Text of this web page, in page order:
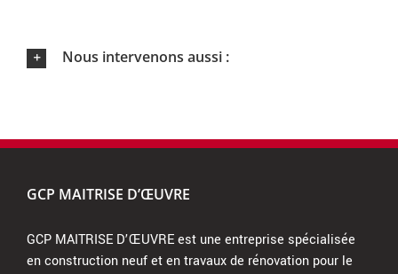
Nous intervenons aussi :
GCP MAITRISE D’ŒUVRE
GCP MAITRISE D’ŒUVRE est une entreprise spécialisée
en construction neuf et en travaux de rénovation pour le